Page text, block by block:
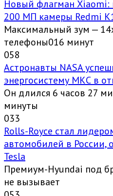
Новый флагман
200 МП камеры Redmi
Максимальный зум —
телефоны016 минут
058
Астронавты NASA
энергосистему МКС в
Он длился 6 часов 27
минуты
033
Rolls-Royce стал
автомобилей в России,
Tesla
Премиум-Hyundai под
не вызывает